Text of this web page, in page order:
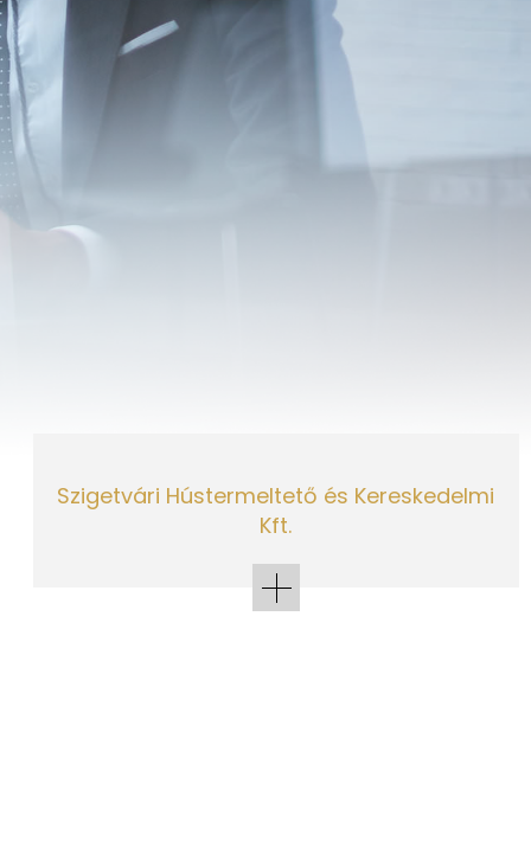
Szigetvári Hústermeltető és Kereskedelmi
Kft.